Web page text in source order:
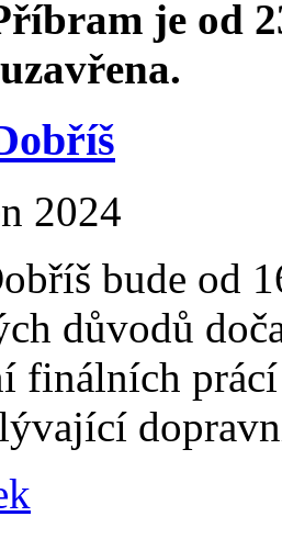
je od
2024
bude od
důvodů
finálních